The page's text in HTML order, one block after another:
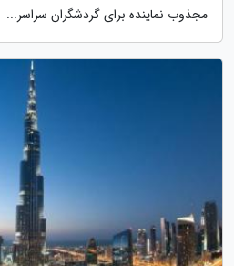
مجذوب نماینده برای گردشگران سراسر...